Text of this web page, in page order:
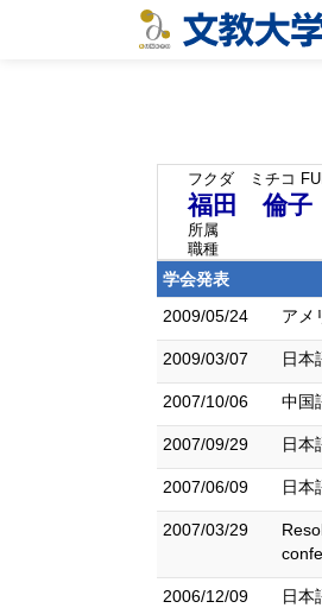
フクダ ミチコ
福田 倫子
所属
職種
学会発表
2009/05/24
アメ
2009/03/07 日本
2007/10/06 中国
2007/09/29 日本
2007/06/09 日本
2007/03/29
2006/12/09 日本